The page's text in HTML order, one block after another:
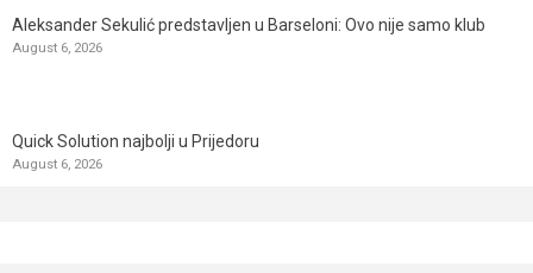
Aleksander Sekulić predstavljen u Barseloni: Ovo nije samo klub
August 6, 2026
Quick Solution najbolji u Prijedoru
August 6, 2026